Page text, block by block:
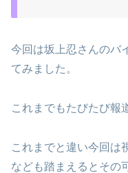
今回は坂上忍さんのバ
てみました。
これまでもたびたび報
これまでと違い今回は
なども踏まえるとその